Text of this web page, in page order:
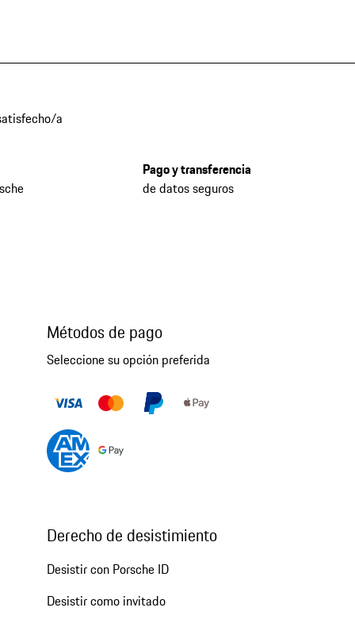
a
Pago y transferencia
de datos seguros
Métodos de pago
Seleccione su opción preferida
Derecho de desistimiento
Desistir con Porsche ID
Desistir como invitado